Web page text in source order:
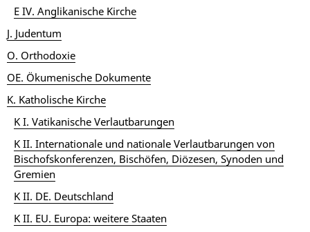
E IV. Anglikanische Kirche
J. Judentum
O. Orthodoxie
OE. Ökumenische Dokumente
K. Katholische Kirche
K I. Vatikanische Verlautbarungen
K II. Internationale und nationale Verlautbarungen von
Bischofskonferenzen, Bischöfen, Diözesen, Synoden und
Gremien
K II. DE. Deutschland
K II. EU. Europa: weitere Staaten